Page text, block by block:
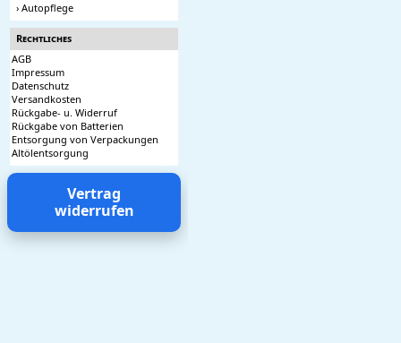
› Autopflege
Rechtliches
AGB
Impressum
Datenschutz
Versandkosten
Rückgabe- u. Widerruf
Rückgabe von Batterien
Entsorgung von Verpackungen
Altölentsorgung
Vertrag
widerrufen